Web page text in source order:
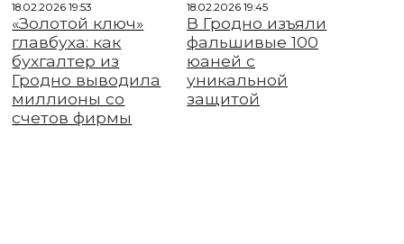
18.02.2026 19:53
«Золотой ключ»
главбуха: как
бухгалтер из
Гродно выводила
миллионы со
счетов фирмы
18.02.2026 19:45
В Гродно изъяли
фальшивые 100
юаней с
уникальной
защитой